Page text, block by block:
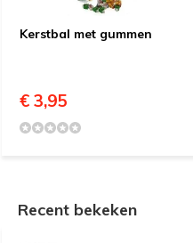
Kerstbal met gummen
€ 3,95
Recent bekeken